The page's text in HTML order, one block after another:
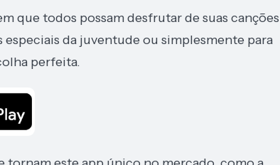
que todos possam desfrutar de suas canções
da juventude ou simplesmente para
perfeita.